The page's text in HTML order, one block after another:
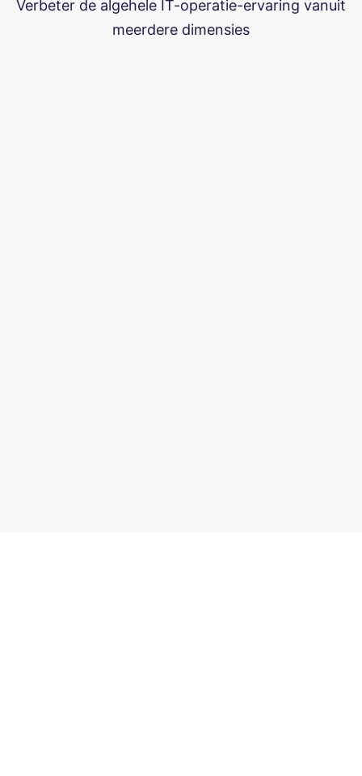
Verbeter de algehele IT-operatie-ervaring vanuit
meerdere dimensies